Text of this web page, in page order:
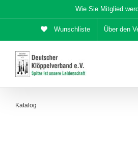
Inhalt
Wie Sie Mitglied
Wunschliste Über den
Katalog